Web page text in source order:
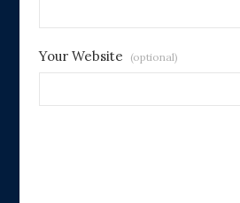
Your Website (optional)